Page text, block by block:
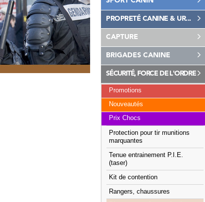
PROPRETÉ CANINE & UR...
CAPTURE
BRIGADES CANINE
SÉCURITÉ, FORCE DE L'ORDRE
Promotions
Nouveautés
Prix Chocs
Protection pour tir munitions
marquantes
Tenue entrainement P.I.E.
(taser)
Kit de contention
Rangers, chaussures